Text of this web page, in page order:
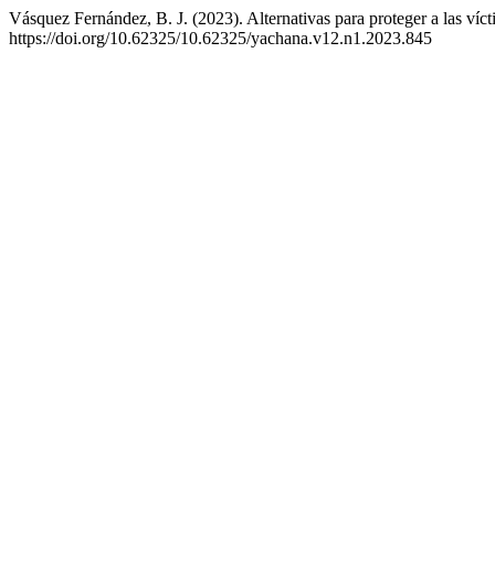
Vásquez Fernández, B. J. (2023). Alternativas para proteger a las
https://doi.org/10.62325/10.62325/yachana.v12.n1.2023.845